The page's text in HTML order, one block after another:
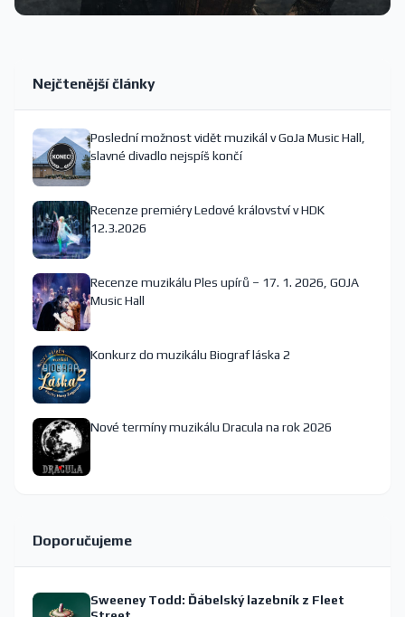
Nejčtenější články
Poslední možnost vidět muzikál v GoJa Music Hall,
slavné divadlo nejspíš končí
Recenze premiéry Ledové království v HDK
12.3.2026
Recenze muzikálu Ples upírů – 17. 1. 2026, GOJA
Music Hall
Konkurz do muzikálu Biograf láska 2
Nové termíny muzikálu Dracula na rok 2026
Doporučujeme
Sweeney Todd: Ďábelský lazebník z Fleet